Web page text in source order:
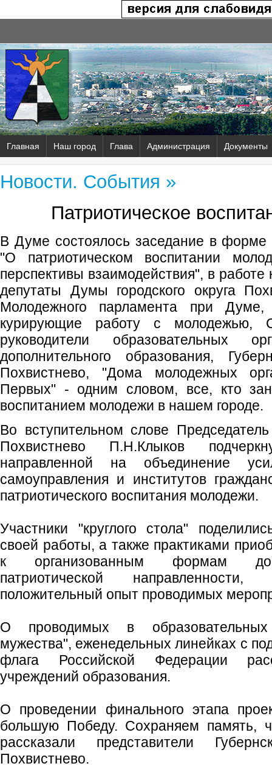
Главная Наш город Глава Администрация Документы
Новости. События »
Патриотическое
В Думе состоялось заседание в форме
"О патриотическом воспитании
перспективы взаимодействия", в работе
депутаты Думы городского округа
Молодежного парламента при Думе,
курирующие работу с
руководители образовательных
дополнительного образования,
Похвистнево, "Дома молодежных
Первых" - одним словом, все, кто
воспитанием молодежи в нашем городе.
Во вступительном слове
Похвистнево П.Н.Клыков
направленной на объединение
самоуправления и институтов
патриотического воспитания молодежи.
Участники "круглого стола"
своей работы, а также практиками
к организованным формам
патриотической
положительный опыт проводимых
О проводимых в
мужества", еженедельных линейках с
флага Российской Федерации
учреждений образования.
О проведении финального этапа
большую Победу. Сохраняем память,
рассказали представители
Похвистнево.